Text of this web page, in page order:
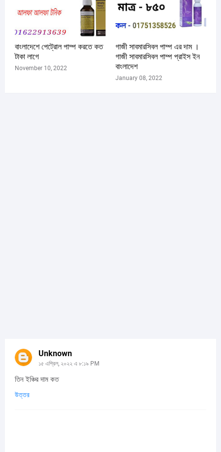
বাংলাদেশে পেট্রোল পাম্প করতে কত
টাকা লাগে
November 10, 2022
গাজী সাবমারসিবল পাম্প এর দাম ।
গাজী সাবমারসিবল পাম্প প্রাইস ইন
বাংলাদেশ
January 08, 2022
Unknown
১৫ এপ্রিল, ২০২২ এ ৮:১৯ PM
তিন ইঞ্চির দাম কত
উত্তর